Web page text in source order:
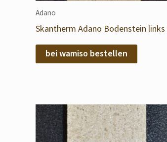
Adano
Skantherm Adano Bodenstein links
bei wamiso bestellen